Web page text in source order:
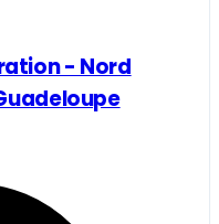
- Nord